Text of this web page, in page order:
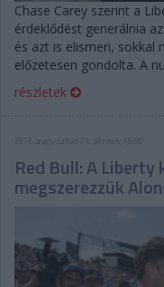
Chase Carey szerint a
érdeklődést generálnia
és azt is elismeri, sokkal
előzetesen gondolta. A
részletek
2018. augusztus 24. péntek, 18:00
Red Bull: A
megszerezzük